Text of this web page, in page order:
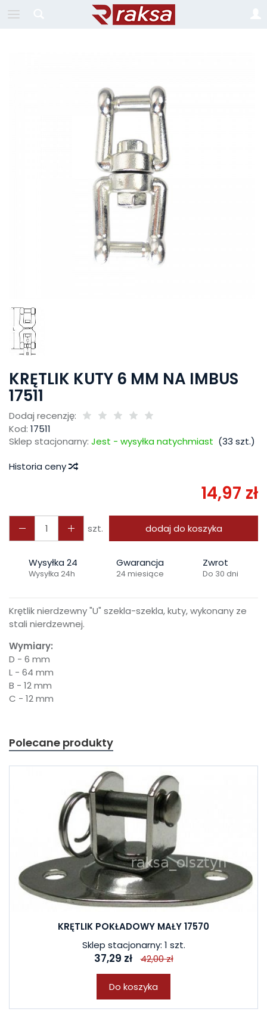
KRĘTLIK KUTY 6 MM NA IMBUS
17511
Dodaj recenzję:
Kod: 17511
Sklep stacjonarny: Jest - wysyłka natychmiast (33 szt.)
Historia ceny
14,97 zł
szt. dodaj do koszyka
Wysyłka 24
Wysyłka 24h
Gwarancja
24 miesiące
Zwrot
Do 30 dni
Krętlik nierdzewny "U" szekla-szekla, kuty, wykonany ze
stali nierdzewnej.
Wymiary:
D - 6 mm
L - 64 mm
B - 12 mm
C - 12 mm
Polecane produkty
KRĘTLIK POKŁADOWY MAŁY 17570
Sklep stacjonarny: 1 szt.
37,29 zł 42,00 zł
Do koszyka